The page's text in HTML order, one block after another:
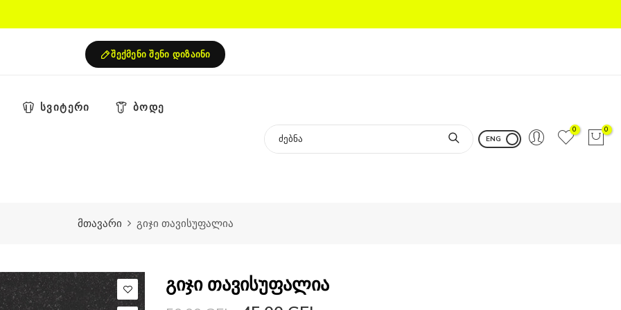
შექმენი შენი დიზაინი
სვიტერი ბოდე
ENG
0 0
მთავარი გიჯი თავისუფალია
გიჯი თავისუფალია